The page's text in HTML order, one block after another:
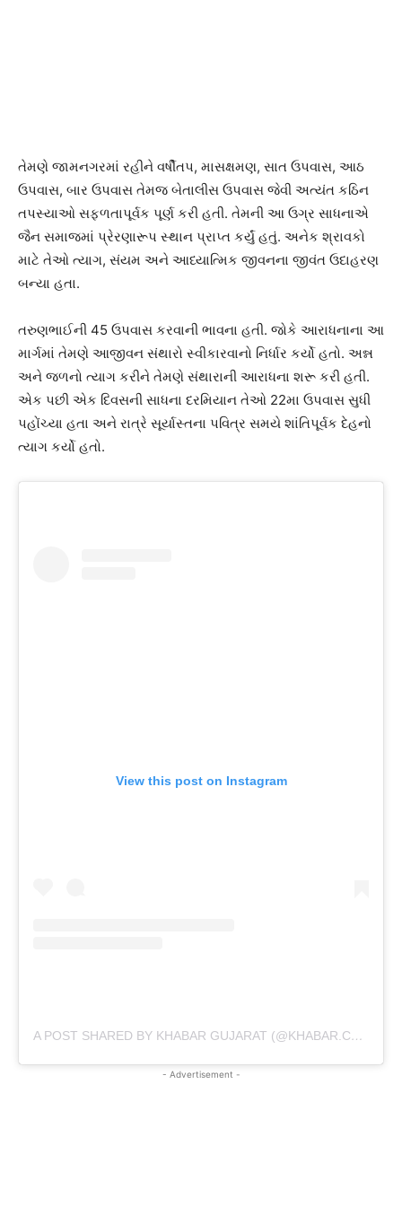
તેમણે જામનગરમાં રહીને વર્ષીતપ, માસક્ષમણ, સાત ઉપવાસ, આઠ
ઉપવાસ, બાર ઉપવાસ તેમજ બેતાલીસ ઉપવાસ જેવી અત્યંત કઠિન
તપસ્યાઓ સફળતાપૂર્વક પૂર્ણ કરી હતી. તેમની આ ઉગ્ર સાધનાએ
જૈન સમાજમાં પ્રેરણારૂપ સ્થાન પ્રાપ્ત કર્યું હતું. અનેક શ્રાવકો
માટે તેઓ ત્યાગ, સંયમ અને આધ્યાત્મિક જીવનના જીવંત ઉદાહરણ
બન્યા હતા.
તરુણભાઈની 45 ઉપવાસ કરવાની ભાવના હતી. જોકે આરાધનાના આ
માર્ગમાં તેમણે આજીવન સંથારો સ્વીકારવાનો નિર્ધાર કર્યો હતો. અન્ન
અને જળનો ત્યાગ કરીને તેમણે સંથારાની આરાધના શરૂ કરી હતી.
એક પછી એક દિવસની સાધના દરમિયાન તેઓ 22મા ઉપવાસ સુધી
પહોંચ્યા હતા અને રાત્રે સૂર્યાસ્તના પવિત્ર સમયે શાંતિપૂર્વક દેહનો
ત્યાગ કર્યો હતો.
View this post on Instagram
A POST SHARED BY KHABAR GUJARAT (@KHABAR.COMMUNICATION)
- Advertisement -